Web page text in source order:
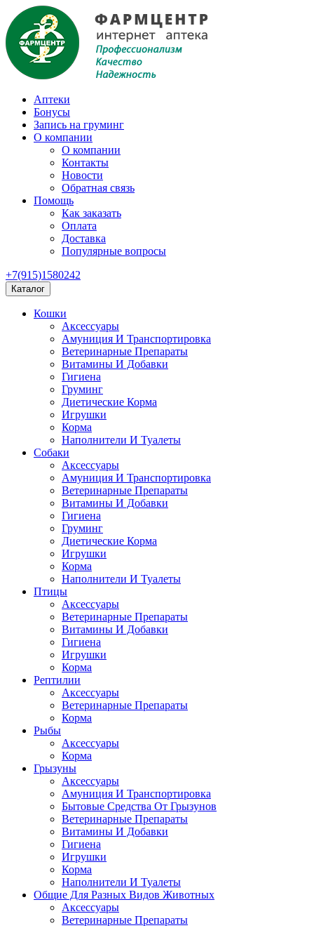
Аптеки
Бонусы
Запись на груминг
О компании
О компании
Контакты
Новости
Обратная связь
Помощь
Как заказать
Оплата
Доставка
Популярные вопросы
+7(915)1580242
Каталог
Кошки
Аксессуары
Амуниция И Транспортировка
Ветеринарные Препараты
Витамины И Добавки
Гигиена
Груминг
Диетические Корма
Игрушки
Корма
Наполнители И Туалеты
Собаки
Аксессуары
Амуниция И Транспортировка
Ветеринарные Препараты
Витамины И Добавки
Гигиена
Груминг
Диетические Корма
Игрушки
Корма
Наполнители И Туалеты
Птицы
Аксессуары
Ветеринарные Препараты
Витамины И Добавки
Гигиена
Игрушки
Корма
Рептилии
Аксессуары
Ветеринарные Препараты
Корма
Рыбы
Аксессуары
Корма
Грызуны
Аксессуары
Амуниция И Транспортировка
Бытовые Средства От Грызунов
Ветеринарные Препараты
Витамины И Добавки
Гигиена
Игрушки
Корма
Наполнители И Туалеты
Общие Для Разных Видов Животных
Аксессуары
Ветеринарные Препараты